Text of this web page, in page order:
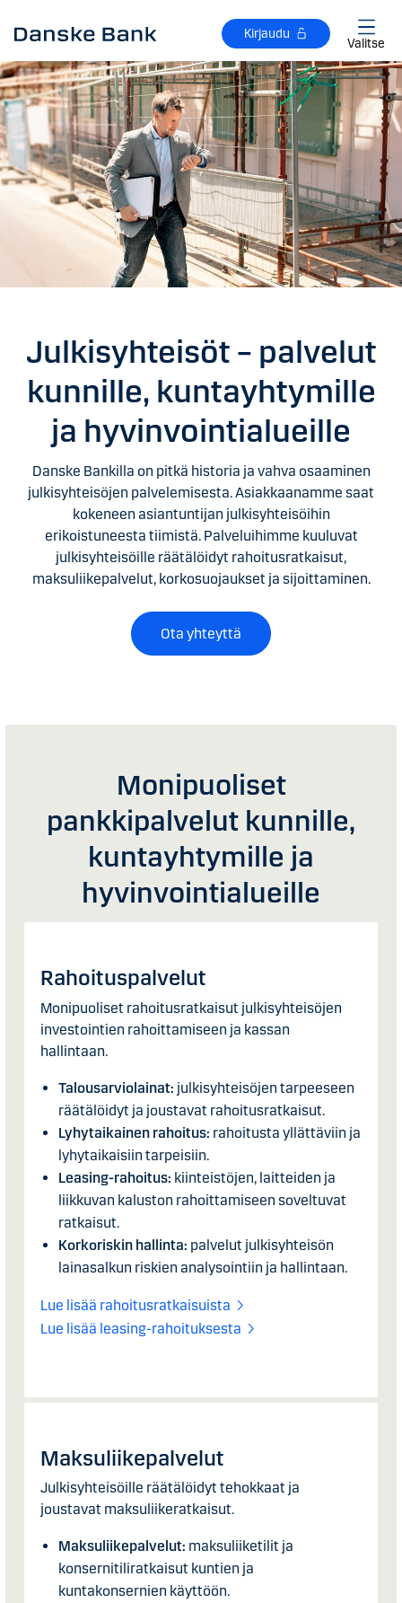
Kirjaudu
Valitse
Julkisyhteisöt – palvelut
kunnille, kuntayhtymille
ja hyvinvointialueille
Danske Bankilla on pitkä historia ja vahva osaaminen
julkisyhteisöjen palvelemisesta. Asiakkaanamme saat
kokeneen asiantuntijan julkisyhteisöihin
erikoistuneesta tiimistä. Palveluihimme kuuluvat
julkisyhteisöille räätälöidyt rahoitusratkaisut,
maksuliikepalvelut, korkosuojaukset ja sijoittaminen.
Ota yhteyttä
Monipuoliset
pankkipalvelut kunnille,
kuntayhtymille ja
hyvinvointialueille
Rahoituspalvelut
Monipuoliset rahoitusratkaisut julkisyhteisöjen
investointien rahoittamiseen ja kassan
hallintaan.
Talousarviolainat: julkisyhteisöjen tarpeeseen
räätälöidyt ja joustavat rahoitusratkaisut.
Lyhytaikainen rahoitus: rahoitusta yllättäviin ja
lyhytaikaisiin tarpeisiin.
Leasing-rahoitus: kiinteistöjen, laitteiden ja
liikkuvan kaluston rahoittamiseen soveltuvat
ratkaisut.
Korkoriskin hallinta: palvelut julkisyhteisön
lainasalkun riskien analysointiin ja hallintaan.
Lue lisää rahoitusratkaisuista
Lue lisää leasing-rahoituksesta
Maksuliikepalvelut
Julkisyhteisöille räätälöidyt tehokkaat ja
joustavat maksuliikeratkaisut.
Maksuliikepalvelut: maksuliiketilit ja
konsernitiliratkaisut kuntien ja
kuntakonsernien käyttöön.